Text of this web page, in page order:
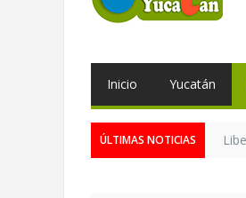
Inicio Yucatán
ÚLTIMAS NOTICIAS